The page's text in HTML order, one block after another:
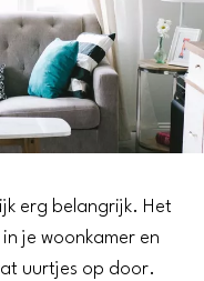
erg belangrijk. Het
je woonkamer en
uurtjes op door.